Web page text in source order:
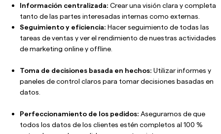
Información centralizada: Crear una visión clara y completa
tanto de las partes interesadas internas como externas.
Seguimiento y eficiencia: Hacer seguimiento de todas las
tareas de ventas y ver el rendimiento de nuestras actividades
de marketing online y offline.
Toma de decisiones basada en hechos: Utilizar informes y
paneles de control claros para tomar decisiones basadas en
datos.
Perfeccionamiento de los pedidos: Asegurarnos de que
todos los datos de los clientes estén completos al 100 %